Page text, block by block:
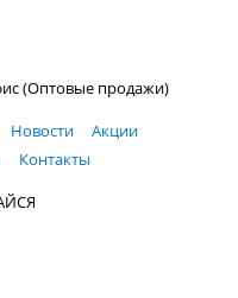
(Оптовые продажи)
Новости
Акции
Контакты